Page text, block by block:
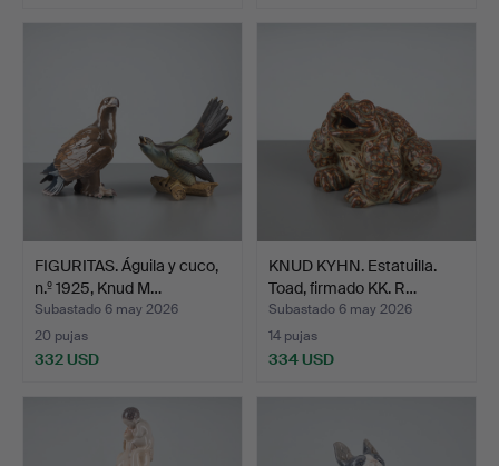
FIGURITAS. Águila y cuco,
n.º 1925, Knud M…
Subastado 6 may 2026
20 pujas
332 USD
KNUD KYHN. Estatuilla.
Toad, firmado KK. R…
Subastado 6 may 2026
14 pujas
334 USD